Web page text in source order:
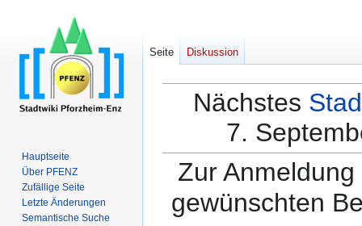
Nächstes
7.
Zur
gewünschten
Seite Diskussion
Hauptseite
Über PFENZ
Zufällige Seite
Letzte Änderungen
Semantische Suche